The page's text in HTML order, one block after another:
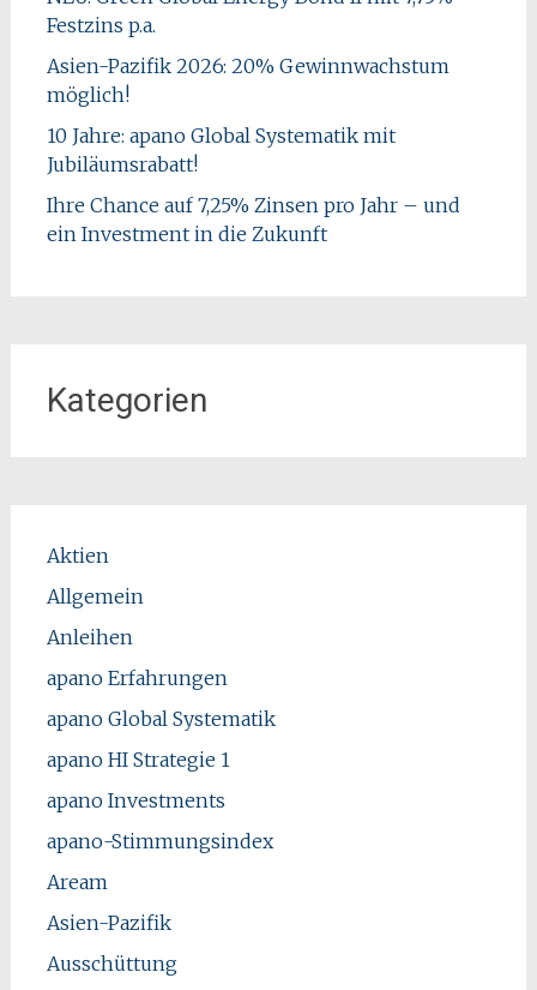
Festzins p.a.
Asien-Pazifik 2026: 20% Gewinnwachstum
möglich!
10 Jahre: apano Global Systematik mit
Jubiläumsrabatt!
Ihre Chance auf 7,25% Zinsen pro Jahr – und
ein Investment in die Zukunft
Kategorien
Aktien
Allgemein
Anleihen
apano Erfahrungen
apano Global Systematik
apano HI Strategie 1
apano Investments
apano-Stimmungsindex
Aream
Asien-Pazifik
Ausschüttung